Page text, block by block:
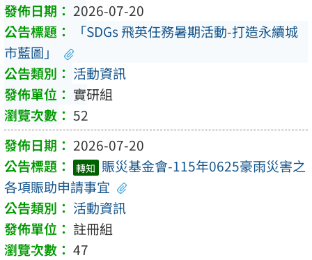
2026-07-20
「SDGs 飛英任務暑期活動-打造永續城
市藍圖」
活動資訊
實研組
52
2026-07-20
轉知 賑災基金會-115年0625豪雨災害之
各項賑助申請事宜
活動資訊
註冊組
47